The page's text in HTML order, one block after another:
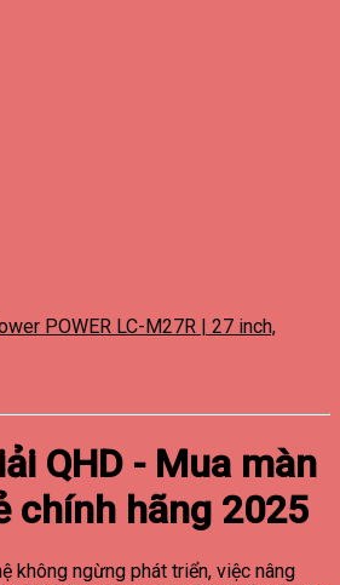
POWER LC-M27R | 27 inch,
QHD - Mua màn
chính hãng 2025
không ngừng phát triển, việc nâng